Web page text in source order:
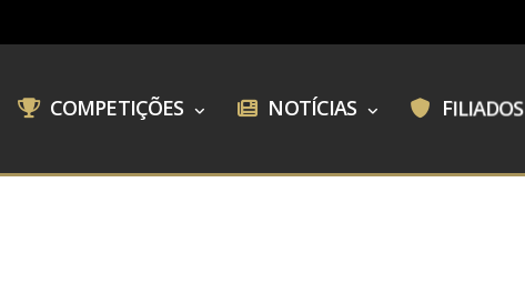
COMPETIÇÕES NOTÍCIAS FILIADOS